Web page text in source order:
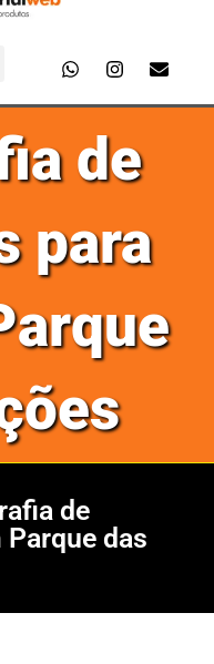
de
para
de
das